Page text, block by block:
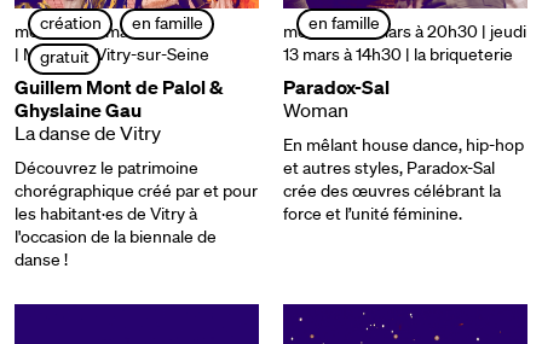
création
en famille
gratuit
mercredi 12 mars | 18h
| Mairie de Vitry-sur-Seine
Guillem Mont de Palol &
Ghyslaine Gau
La danse de Vitry
Découvrez le patrimoine
chorégraphique créé par et pour
les habitant·es de Vitry à
l'occasion de la biennale de
danse !
en famille
mercredi 12 mars à 20h30 | jeudi
13 mars à 14h30 | la briqueterie
Paradox-Sal
Woman
En mêlant house dance, hip-hop
et autres styles, Paradox-Sal
crée des œuvres célébrant la
force et l’unité féminine.